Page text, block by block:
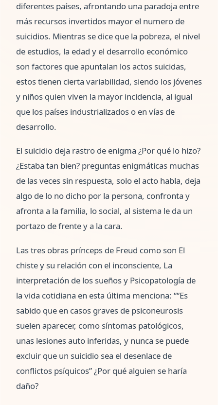
diferentes países, afrontando una paradoja entre
más recursos invertidos mayor el numero de
suicidios. Mientras se dice que la pobreza, el nivel
de estudios, la edad y el desarrollo económico
son factores que apuntalan los actos suicidas,
estos tienen cierta variabilidad, siendo los jóvenes
y niños quien viven la mayor incidencia, al igual
que los países industrializados o en vías de
desarrollo.
El suicidio deja rastro de enigma ¿Por qué lo hizo?
¿Estaba tan bien? preguntas enigmáticas muchas
de las veces sin respuesta, solo el acto habla, deja
algo de lo no dicho por la persona, confronta y
afronta a la familia, lo social, al sistema le da un
portazo de frente y a la cara.
Las tres obras prínceps de Freud como son El
chiste y su relación con el inconsciente, La
interpretación de los sueños y Psicopatología de
la vida cotidiana en esta última menciona: ““Es
sabido que en casos graves de psiconeurosis
suelen aparecer, como síntomas patológicos,
unas lesiones auto inferidas, y nunca se puede
excluir que un suicidio sea el desenlace de
conflictos psíquicos” ¿Por qué alguien se haría
daño?